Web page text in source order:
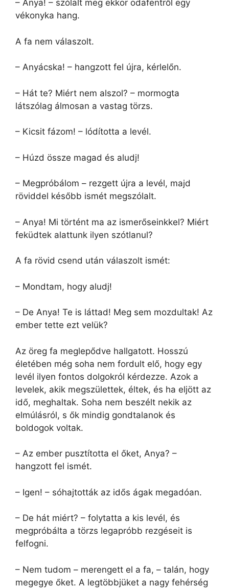
– Anya! – szólalt meg ekkor odafentről egy
vékonyka hang.
A fa nem válaszolt.
– Anyácska! – hangzott fel újra, kérlelőn.
– Hát te? Miért nem alszol? – mormogta
látszólag álmosan a vastag törzs.
– Kicsit fázom! – lódította a levél.
– Húzd össze magad és aludj!
– Megpróbálom – rezgett újra a levél, majd
röviddel később ismét megszólalt.
– Anya! Mi történt ma az ismerőseinkkel? Miért
feküdtek alattunk ilyen szótlanul?
A fa rövid csend után válaszolt ismét:
– Mondtam, hogy aludj!
– De Anya! Te is láttad! Meg sem mozdultak! Az
ember tette ezt velük?
Az öreg fa meglepődve hallgatott. Hosszú
életében még soha nem fordult elő, hogy egy
levél ilyen fontos dolgokról kérdezze. Azok a
levelek, akik megszülettek, éltek, és ha eljött az
idő, meghaltak. Soha nem beszélt nekik az
elmúlásról, s ők mindig gondtalanok és
boldogok voltak.
– Az ember pusztította el őket, Anya? –
hangzott fel ismét.
– Igen! – sóhajtották az idős ágak megadóan.
– De hát miért? – folytatta a kis levél, és
megpróbálta a törzs legapróbb rezgéseit is
felfogni.
– Nem tudom – merengett el a fa, – talán, hogy
megegye őket. A legtöbbjüket a nagy fehérség